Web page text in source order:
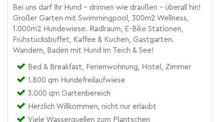
Bei uns darf Ihr Hund - drinnen wie draußen - überall hin!
Großer Garten mit Swimmingpool, 300m2 Wellness,
1.000m2 Hundewiese. Radlraum, E-Bike Stationen,
Frühstücksbuffet, Kaffee & Kuchen, Gastgarten.
Wandern, Baden mit Hund im Teich & See!
Bed & Breakfast, Ferienwohnung, Hotel, Zimmer
1.800 qm Hundefreilaufwiese
3.000 qm Gartenbereich
Herzlich Willkommen, nicht nur erlaubt
Viele Wasserquellen zum Plantschen